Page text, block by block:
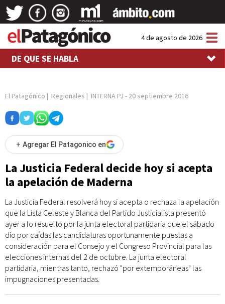
4 de agosto de 2026
DE QUE SE HABLA
El Patagónico | Regionales | INTERNA PJ - 20 septiembre 2016
+ Agregar El Patagonico en
La Justicia Federal decide hoy si acepta
la apelación de Maderna
La Justicia Federal resolverá hoy si acepta o rechaza la apelación
que la Lista Celeste y Blanca del Partido Justicialista presentó
ayer a lo resuelto por la junta electoral partidaria que el sábado
dio por caídas las candidaturas oportunamente puestas a
consideración para el Consejo y el Congreso Provincial para las
elecciones internas del 2 de octubre. La junta electoral
partidaria, mientras tanto, rechazó "por extemporáneas" las
impugnaciones presentadas.